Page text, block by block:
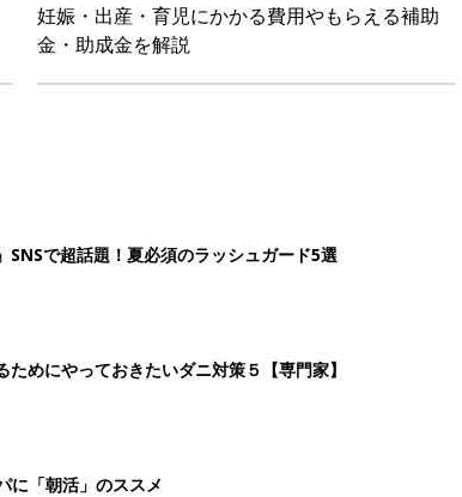
妊娠・出産・育児にかかる費用やもらえる補助
金・助成金を解説
で超話題！夏必須のラッシュガード5選
めにやっておきたいダニ対策５【専門家】
に「朝活」のススメ